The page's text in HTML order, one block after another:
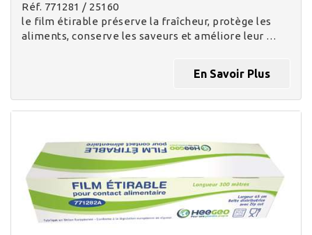
Réf. 771281 / 25160
le film étirable préserve la fraîcheur, protège les
aliments, conserve les saveurs et améliore leur …
En Savoir Plus